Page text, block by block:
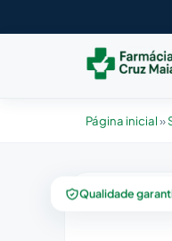
Página inicial»
Qualidade